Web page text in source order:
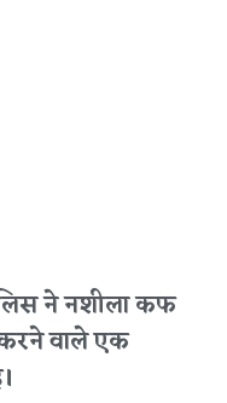
ने नशीला कफ
वाले एक